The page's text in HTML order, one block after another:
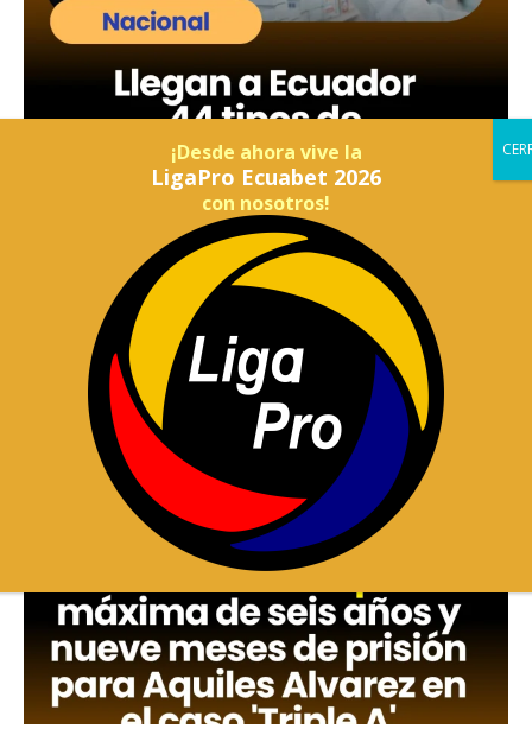
¡Desde ahora vive la
LigaPro Ecuabet 2026
con nosotros!